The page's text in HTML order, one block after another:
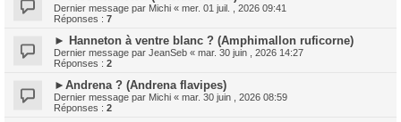
Dernier message par Michi « mer. 01 juil. , 2026 09:41
Réponses : 7
► Hanneton à ventre blanc ? (Amphimallon ruficorne)
Dernier message par JeanSeb « mar. 30 juin , 2026 14:27
Réponses : 2
►Andrena ? (Andrena flavipes)
Dernier message par Michi « mar. 30 juin , 2026 08:59
Réponses : 2